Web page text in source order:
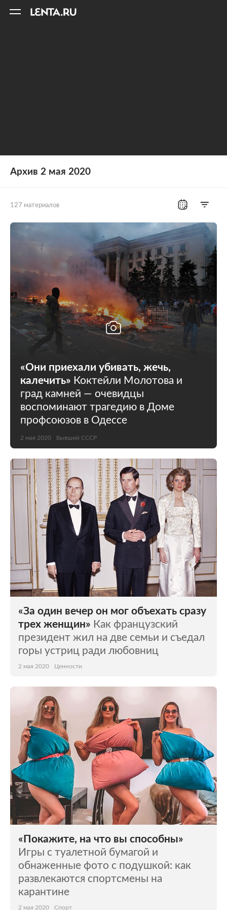
Архив 2 мая 2020
127 материалов
Россия
Бывший СССР
Экономика Силовые структуры
Наука и техника Спорт
Культура Интернет и СМИ
Ценности Путешествия
Забота о себе Авто
«Они приехали убивать, жечь,
калечить» Коктейли Молотова и
град камней — очевидцы
воспоминают трагедию в Доме
профсоюзов в Одессе
2 мая 2020 Бывший СССР
«За один вечер он мог объехать сразу
трех женщин» Как французский
президент жил на две семьи и съедал
горы устриц ради любовниц
2 мая 2020 Ценности
«Покажите, на что вы способны»
Игры с туалетной бумагой и
обнаженные фото с подушкой: как
развлекаются спортсмены на
карантине
2 мая 2020 Спорт